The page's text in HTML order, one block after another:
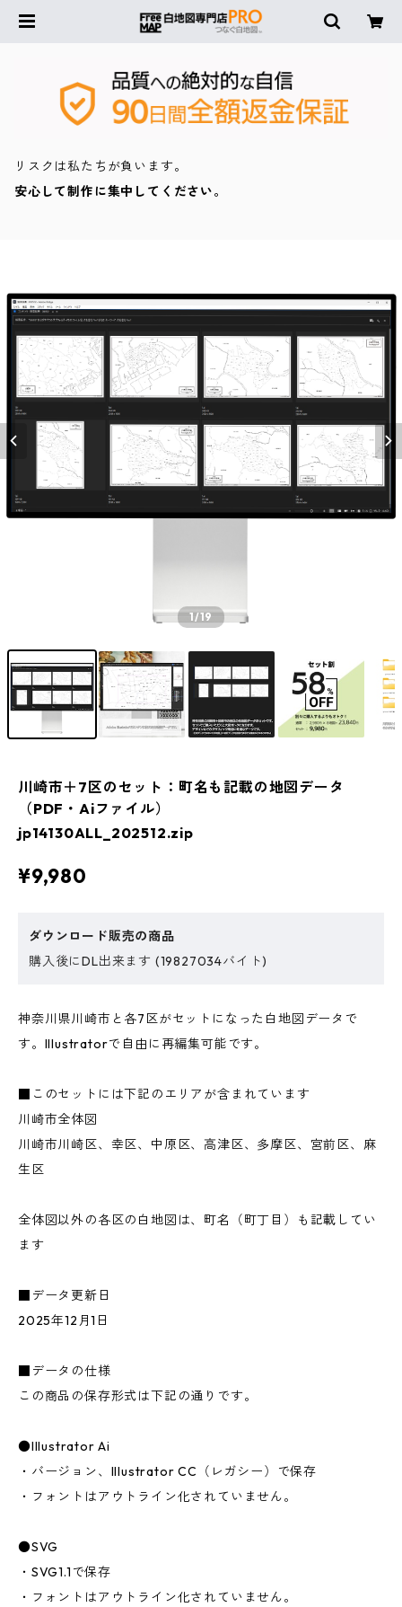
リスクは私たちが負います。
安心して制作に集中してください。
1/19
川崎市＋7区のセット：町名も記載の地図データ
（PDF・Aiファイル）
jp14130ALL_202512.zip
¥9,980
ダウンロード販売の商品
購入後にDL出来ます (19827034バイト)
神奈川県川崎市と各7区がセットになった白地図データで
す。Illustratorで自由に再編集可能です。
■このセットには下記のエリアが含まれています
川崎市全体図
川崎市川崎区、幸区、中原区、高津区、多摩区、宮前区、麻
生区
全体図以外の各区の白地図は、町名（町丁目）も記載してい
ます
■データ更新日
2025年12月1日
■データの仕様
この商品の保存形式は下記の通りです。
●Illustrator Ai
・バージョン、Illustrator CC（レガシー）で保存
・フォントはアウトライン化されていません。
●SVG
・SVG1.1で保存
・フォントはアウトライン化されていません。